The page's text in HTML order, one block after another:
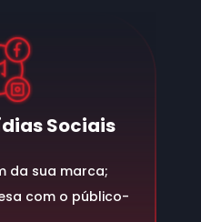
Sociais
da sua marca;
com o público-